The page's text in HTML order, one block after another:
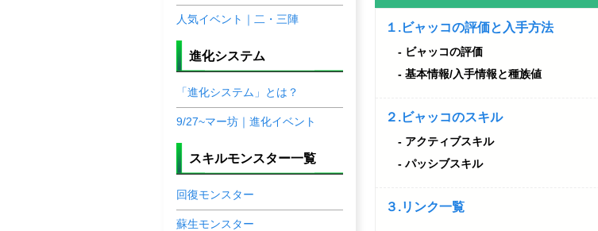
１.ビャッコの評価と入手方法
ビャッコの評価
基本情報/入手情報と種族値
２.ビャッコのスキル
アクティブスキル
パッシブスキル
３.リンク一覧
人気イベント｜二・三陣
進化システム
「進化システム」とは？
9/27~マー坊｜進化イベント
スキルモンスター一覧
回復モンスター
蘇生モンスター